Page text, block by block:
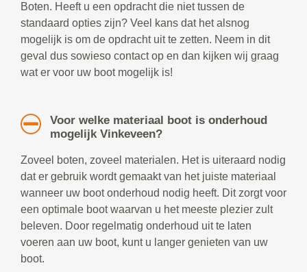
Boten. Heeft u een opdracht die niet tussen de
standaard opties zijn? Veel kans dat het alsnog
mogelijk is om de opdracht uit te zetten. Neem in dit
geval dus sowieso contact op en dan kijken wij graag
wat er voor uw boot mogelijk is!
Voor welke materiaal boot is onderhoud
mogelijk Vinkeveen?
Zoveel boten, zoveel materialen. Het is uiteraard nodig
dat er gebruik wordt gemaakt van het juiste materiaal
wanneer uw boot onderhoud nodig heeft. Dit zorgt voor
een optimale boot waarvan u het meeste plezier zult
beleven. Door regelmatig onderhoud uit te laten
voeren aan uw boot, kunt u langer genieten van uw
boot.